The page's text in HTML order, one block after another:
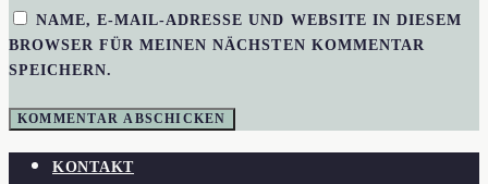
NAME, E-MAIL-ADRESSE UND WEBSITE IN DIESEM
BROWSER FÜR MEINEN NÄCHSTEN KOMMENTAR
SPEICHERN.
KONTAKT